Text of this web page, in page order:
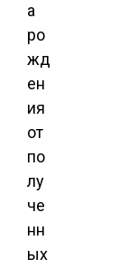
а
ро
жд
ен
ия
от
по
лу
че
нн
ых